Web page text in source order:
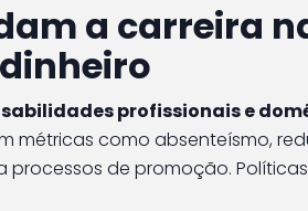
a carreira
profissionais e
métricas como absenteísmo,
de promoção.